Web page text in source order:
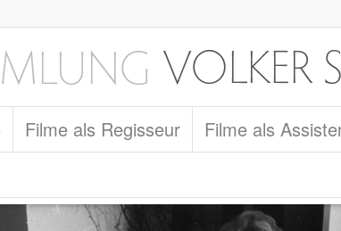
Filme als Regisseur Filme als